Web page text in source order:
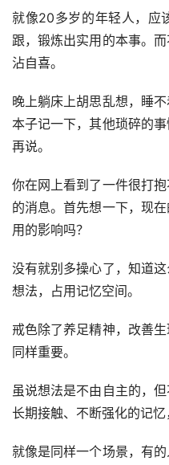
就像20多岁的年轻人，应
跟，锻炼出实用的本事。
沾自喜。
晚上躺床上胡思乱想，睡
本子记一下，其他琐碎的
再说。
你在网上看到了一件很打
的消息。首先想一下，现
用的影响吗？
没有就别多操心了，知道
想法，占用记忆空间。
戒色除了养足精神，改善
同样重要。
虽说想法是不由自主的，
长期接触、不断强化的记忆
就像是同样一个场景，有